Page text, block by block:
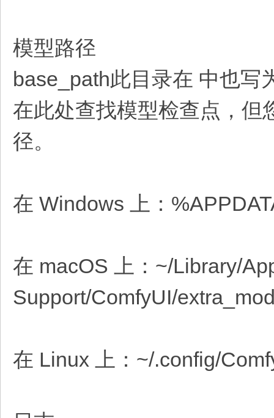
模型路径
base_path此目录在 中也写
在此处查找模型检查点，但
径。
在 Windows 上：
在 macOS 上：~/Library/
Support/ComfyUI/
在 Linux 上：~/.config/